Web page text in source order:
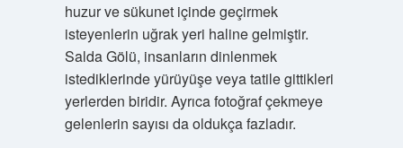
huzur ve sükunet içinde geçirmek
isteyenlerin uğrak yeri haline gelmiştir.
Salda Gölü, insanların dinlenmek
istediklerinde yürüyüşe veya tatile gittikleri
yerlerden biridir. Ayrıca fotoğraf çekmeye
gelenlerin sayısı da oldukça fazladır.